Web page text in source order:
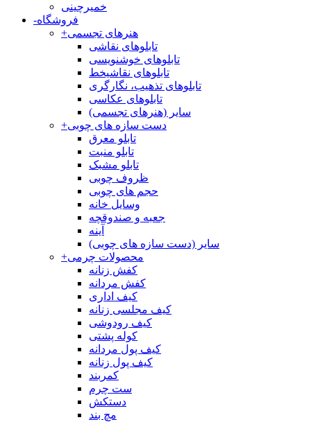
خمیرچینی
-فروشگاه
+هنرهای تجسمی
تابلوهای نقاشی
تابلوهای خوشنویسی
تابلوهای نقاشیخط
تابلوهای تذهیب، نگارگری
تابلوهای عکاسی
سایر (هنرهای تجسمی)
+دست سازه های چوبی
تابلو معرق
تابلو منبت
تابلو مشبک
ظروف چوبی
حجم های چوبی
وسایل خانه
جعبه و صندوقچه
آینه
سایر (دست سازه های چوبی)
+محصولات چرمی
کفش زنانه
کفش مردانه
کیف اداری
کیف مجلسی زنانه
کیف رودوشی
کوله پشتی
کیف پول مردانه
کیف پول زنانه
کمربند
ست چرم
دستکش
مچ بند